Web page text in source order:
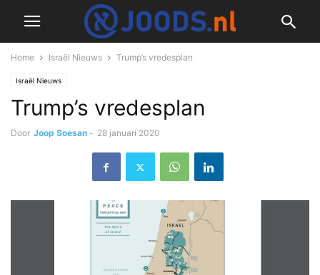
Home Israël Nieuws Trump’s vredesplan
Israël Nieuws
Trump’s vredesplan
Door Joop Soesan - 28 januari 2020